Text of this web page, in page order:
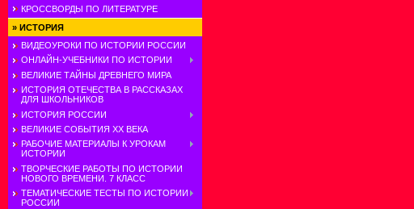
КРОССВОРДЫ ПО ЛИТЕРАТУРЕ
» ИСТОРИЯ
ВИДЕОУРОКИ ПО ИСТОРИИ РОССИИ
ОНЛАЙН-УЧЕБНИКИ ПО ИСТОРИИ
ВЕЛИКИЕ ТАЙНЫ ДРЕВНЕГО МИРА
ИСТОРИЯ ОТЕЧЕСТВА В РАССКАЗАХ
ДЛЯ ШКОЛЬНИКОВ
ИСТОРИЯ РОССИИ
ВЕЛИКИЕ СОБЫТИЯ ХХ ВЕКА
РАБОЧИЕ МАТЕРИАЛЫ К УРОКАМ
ИСТОРИИ
ТВОРЧЕСКИЕ РАБОТЫ ПО ИСТОРИИ
НОВОГО ВРЕМЕНИ. 7 КЛАСС
ТЕМАТИЧЕСКИЕ ТЕСТЫ ПО ИСТОРИИ
РОССИИ